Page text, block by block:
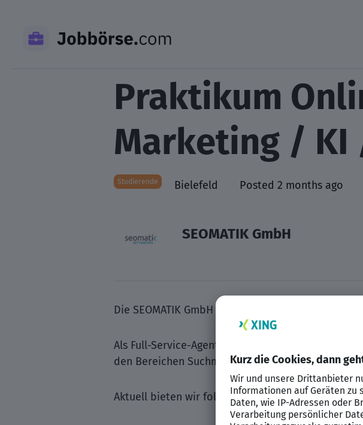
Praktikum
Marketing / KI
Studierende Bielefeld Posted 2 months ago
SEOMATIK GmbH
Die SEOMATIK GmbH ist eine der führenden
Als Full-Service-Agentur in der digitalen
den Bereichen Suchmaschinenoptimierung (SEO),
Aktuell bieten wir folgende Position: